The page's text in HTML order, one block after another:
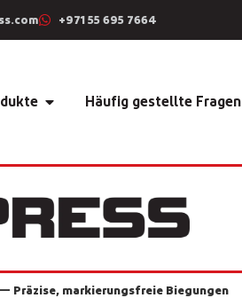
+971 55 695 7664
Häufig gestellte Fragen
Präzise, markierungsfreie Biegungen